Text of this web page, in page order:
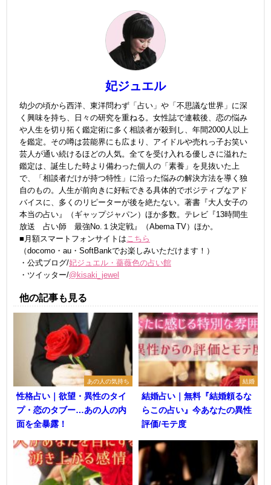
妃ジュエル
幼少の頃から西洋、東洋問わず「占い」や「不思議な世界」に深
く興味を持ち、日々の研究を重ねる。女性誌で連載後、恋の悩み
や人生を切り拓く鑑定術に多く相談者が殺到し、年間2000人以上
を鑑定。その噂は芸能界にも広まり、アイドルや売れっ子お笑い
芸人が通い続けるほどの人気。全てを受け入れる優しさに溢れた
鑑定は、誕生した時より備わった個人の「素養」を見抜いた上
で、「相談者だけが持つ特性」に沿った悩みの解決方法を導く独
自のもの。人生が前向きに好転できる具体的でポジティブなアド
バイスに、多くのリピーターが後を絶たない。著書『大人女子の
本当の占い』（ギャップジャパン）ほか多数。テレビ『13時間生
放送 占い師 最強No.１決定戦』（Abema TV）ほか。
■月額スマートフォンサイトは こちら
（docomo・au・SoftBankでお楽しみいただけます！）
・公式ブログ/妃ジュエル・薔薇色の占い館
・ツイッター/@kisaki_jewel
他の記事も見る
あの人の気持ち
性格占い｜欲望・異性のタイ
プ・恋のタブー…あの人の内
面を全暴露！
結婚
結婚占い｜無料『結婚頼るな
らこの占い』今あなたの異性
評価/モテ度